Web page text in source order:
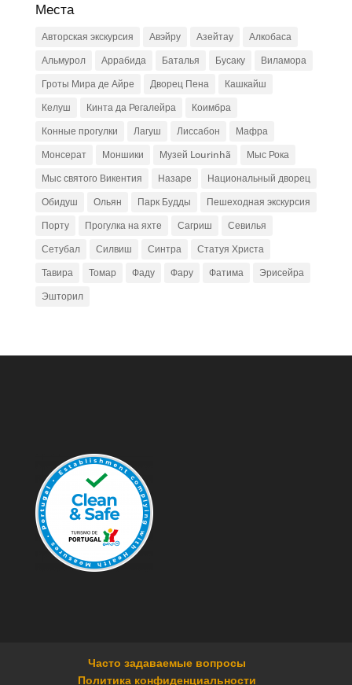
Места
Авторская экскурсия Авэйру Азейтау
Алкобаса
Альмурол
Аррабида Баталья Бусаку
Виламора
Гроты Мира де Айре
Дворец Пена
Кашкайш
Келуш
Кинта да Регалейра
Коимбра
Конные прогулки
Лагуш Лиссабон
Мафра
Монсерат
Моншики Музей Lourinhã
Мыс Рока
Мыс святого Викентия
Назаре
Национальный дворец
Обидуш
Ольян Парк Будды
Пешеходная экскурсия
Порту
Прогулка на яхте Сагриш
Севилья
Сетубал
Силвиш Синтра
Статуя Христа
Тавира
Томар Фаду Фару Фатима
Эрисейра
Эшторил
Часто задаваемые вопросы
Политика конфиденциальности